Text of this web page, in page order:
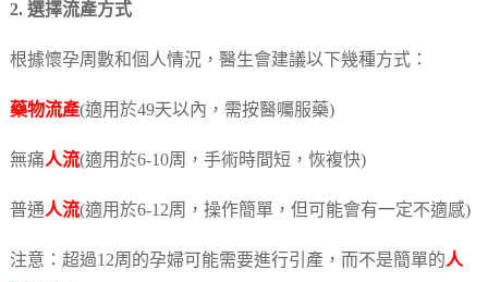
2. 選擇流產方式
根據懷孕周數和個人情況，醫生會建議以下幾種方式：
藥物流產(適用於49天以內，需按醫囑服藥)
無痛人流(適用於6-10周，手術時間短，恢複快)
普通人流(適用於6-12周，操作簡單，但可能會有一定不適感)
注意：超過12周的孕婦可能需要進行引產，而不是簡單的人